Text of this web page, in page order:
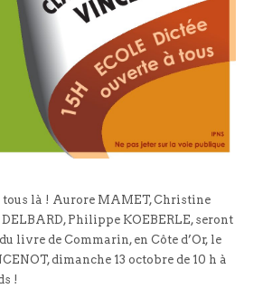
tous là ! Aurore MAMET, Christine
Philippe KOEBERLE, seront
livre de Commarin, en Côte d’Or, le
dimanche 13 octobre de 10 h à
!